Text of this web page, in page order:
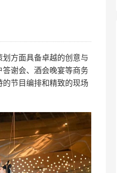
方面具备卓越的创意与
谢会、酒会晚宴等商务
节目编排和精致的现场